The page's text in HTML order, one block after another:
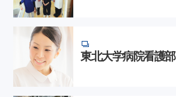
東北大学病院看護部